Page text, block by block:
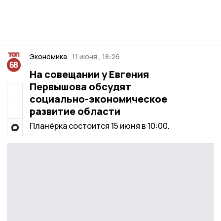
Экономика 11 июня , 18:26
На совещании у Евгения
Первышова обсудят
социально-экономическое
развитие области
Планёрка состоится 15 июня в 10:00.